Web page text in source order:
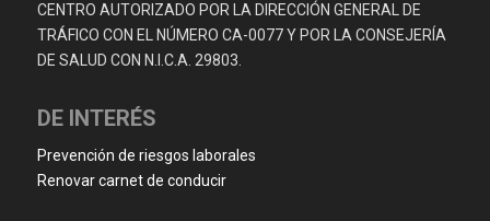
CENTRO AUTORIZADO POR LA DIRECCIÓN GENERAL DE
TRÁFICO CON EL NÚMERO CA-0077 Y POR LA CONSEJERÍA
DE SALUD CON N.I.C.A. 29803.
DE INTERÉS
Prevención de riesgos laborales
Renovar carnet de conducir